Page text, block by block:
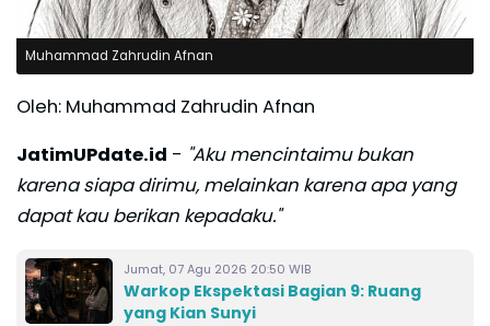
Muhammad Zahrudin Afnan
Oleh: Muhammad Zahrudin Afnan
JatimUPdate.id - "Aku mencintaimu bukan
karena siapa dirimu, melainkan karena apa yang
dapat kau berikan kepadaku."
Jumat, 07 Agu 2026 20:50 WIB
Warkop Ekspektasi Bagian 9: Ruang
yang Kian Sunyi